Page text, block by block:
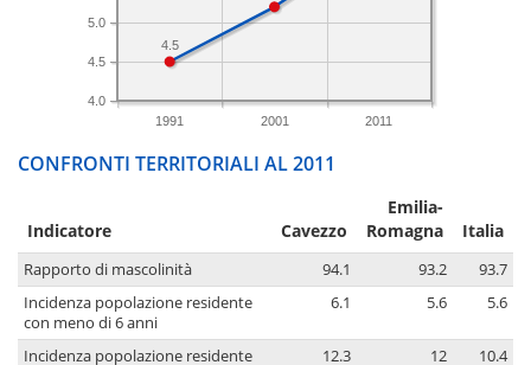
1991 2001 2011
4.0
4.5
5.0
4.5
CONFRONTI TERRITORIALI AL 2011
Indicatore Cavezzo
Emilia-
Romagna
Italia
Rapporto di mascolinità 94.1 93.2
93.7
Incidenza popolazione residente
con meno di 6 anni
6.1 5.6 5.6
Incidenza popolazione residente
12.3 12 10.4